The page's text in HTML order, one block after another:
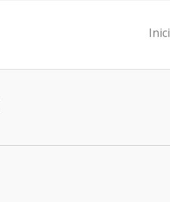
Inici